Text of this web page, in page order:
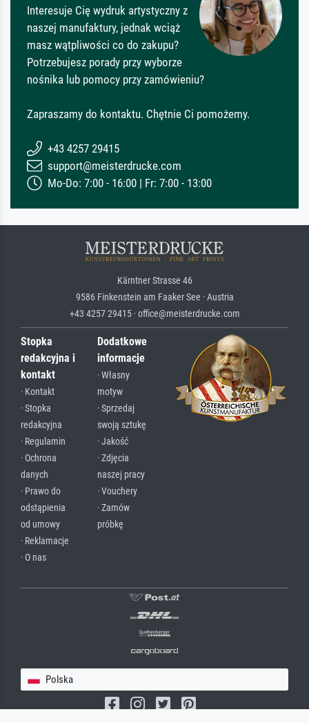
Interesuje Cię wydruk artystyczny z
naszej manufaktury, jednak wciąż
masz wątpliwości co do zakupu?
Potrzebujesz porady przy wyborze
nośnika lub pomocy przy zamówieniu?
Zapraszamy do kontaktu. Chętnie Ci pomożemy.
+43 4257 29415
support@meisterdrucke.com
Mo-Do: 7:00 - 16:00 | Fr: 7:00 - 13:00
Kärntner Strasse 46
9586 Finkenstein am Faaker See · Austria
+43 4257 29415 · office@meisterdrucke.com
Stopka
redakcyjna i
kontakt
· Kontakt
· Stopka
redakcyjna
· Regulamin
· Ochrona
danych
· Prawo do
odstąpienia
od umowy
· Reklamacje
· O nas
Dodatkowe
informacje
· Własny
motyw
· Sprzedaj
swoją sztukę
· Jakość
· Zdjęcia
naszej pracy
· Vouchery
· Zamów
próbkę
Polska